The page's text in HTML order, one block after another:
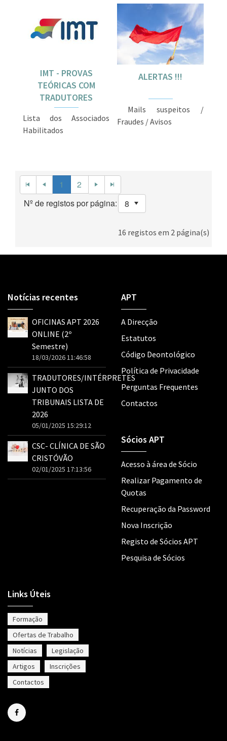
IMT - PROVAS
TEÓRICAS COM
TRADUTORES
Lista dos Associados
Habilitados
ALERTAS !!!
Mails suspeitos /
Fraudes / Avisos
1
2
Nº de registos por página:
16 registos em 2 página(s)
Notícias recentes
OFICINAS APT 2026
ONLINE (2º
Semestre)
18/03/2026 11:46:58
TRADUTORES/INTÉRPRETES
JUNTO DOS
TRIBUNAIS LISTA DE
2026
05/01/2025 15:29:12
CSC- CLÍNICA DE SÃO
CRISTÓVÃO
02/01/2025 17:13:56
APT
A Direcção
Estatutos
Código Deontológico
Política de Privacidade
Perguntas Frequentes
Contactos
Sócios APT
Acesso à área de Sócio
Realizar Pagamento de
Quotas
Recuperação da Password
Nova Inscrição
Registo de Sócios APT
Pesquisa de Sócios
Links Úteis
Formação
Ofertas de Trabalho
Notícias
Legislação
Artigos
Inscrições
Contactos